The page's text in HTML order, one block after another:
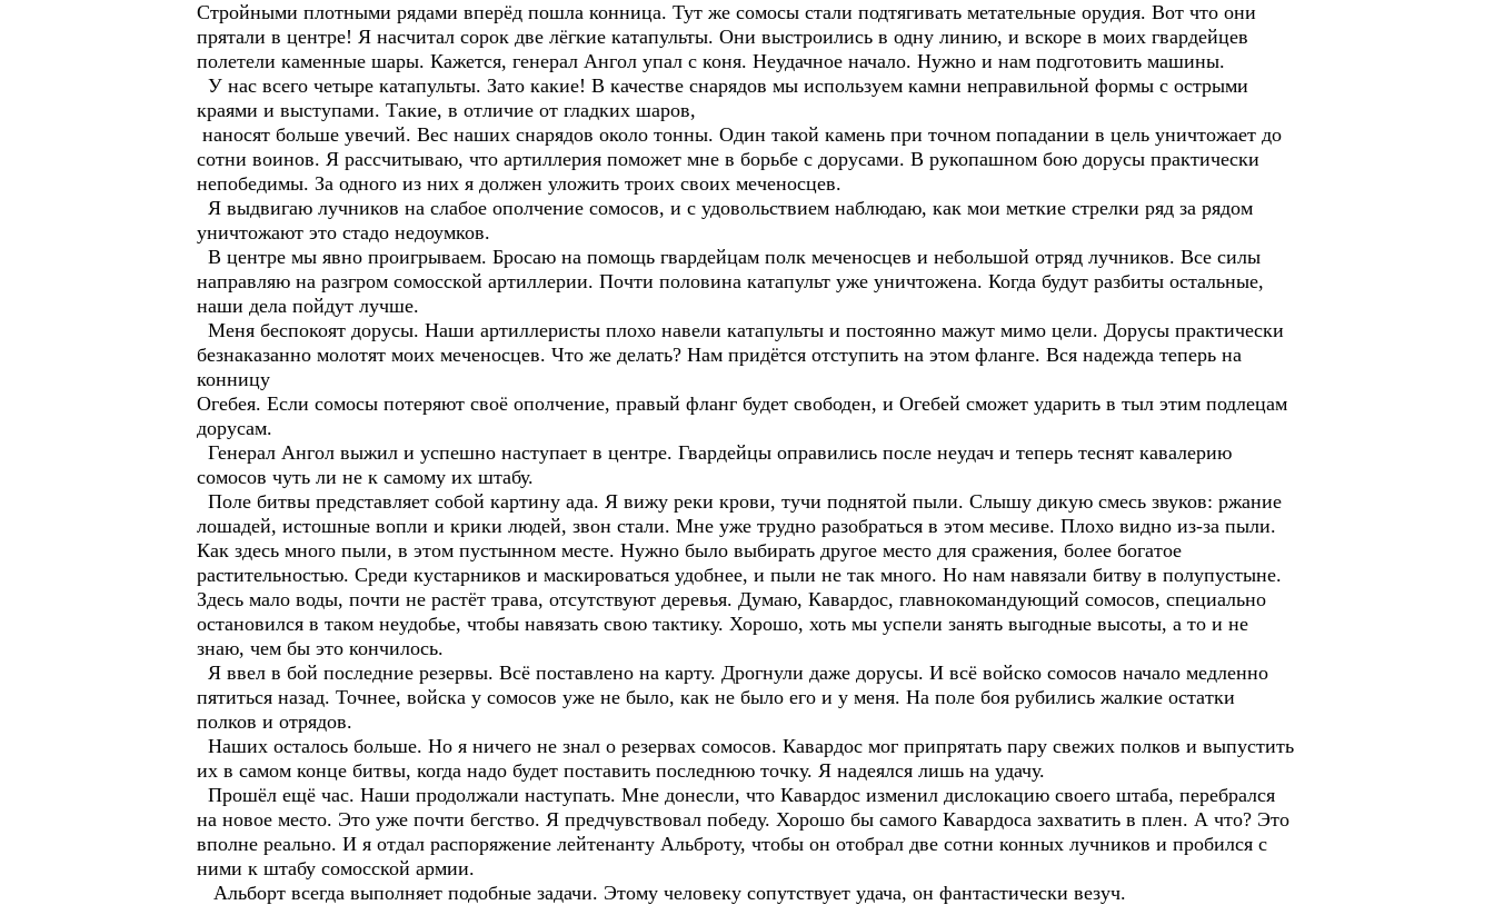
Стройными плотными рядами вперёд пошла конница. Тут же сомосы стали подтягивать метательные орудия. Вот что они
прятали в центре! Я насчитал сорок две лёгкие катапульты. Они выстроились в одну линию, и вскоре в моих гвардейцев
полетели каменные шары. Кажется, генерал Ангол упал с коня. Неудачное начало. Нужно и нам подготовить машины.
У нас всего четыре катапульты. Зато какие! В качестве снарядов мы используем камни неправильной формы с острыми
краями и выступами. Такие, в отличие от гладких шаров,
наносят больше увечий. Вес наших снарядов около тонны. Один такой камень при точном попадании в цель уничтожает до
сотни воинов. Я рассчитываю, что артиллерия поможет мне в борьбе с дорусами. В рукопашном бою дорусы практически
непобедимы. За одного из них я должен уложить троих своих меченосцев.
Я выдвигаю лучников на слабое ополчение сомосов, и с удовольствием наблюдаю, как мои меткие стрелки ряд за рядом
уничтожают это стадо недоумков.
В центре мы явно проигрываем. Бросаю на помощь гвардейцам полк меченосцев и небольшой отряд лучников. Все силы
направляю на разгром сомосской артиллерии. Почти половина катапульт уже уничтожена. Когда будут разбиты остальные,
наши дела пойдут лучше.
Меня беспокоят дорусы. Наши артиллеристы плохо навели катапульты и постоянно мажут мимо цели. Дорусы практически
безнаказанно молотят моих меченосцев. Что же делать? Нам придётся отступить на этом фланге. Вся надежда теперь на
конницу
Огебея. Если сомосы потеряют своё ополчение, правый фланг будет свободен, и Огебей сможет ударить в тыл этим подлецам
дорусам.
Генерал Ангол выжил и успешно наступает в центре. Гвардейцы оправились после неудач и теперь теснят кавалерию
сомосов чуть ли не к самому их штабу.
Поле битвы представляет собой картину ада. Я вижу реки крови, тучи поднятой пыли. Слышу дикую смесь звуков: ржание
лошадей, истошные вопли и крики людей, звон стали. Мне уже трудно разобраться в этом месиве. Плохо видно из-за пыли.
Как здесь много пыли, в этом пустынном месте. Нужно было выбирать другое место для сражения, более богатое
растительностью. Среди кустарников и маскироваться удобнее, и пыли не так много. Но нам навязали битву в полупустыне.
Здесь мало воды, почти не растёт трава, отсутствуют деревья. Думаю, Кавардос, главнокомандующий сомосов, специально
остановился в таком неудобье, чтобы навязать свою тактику. Хорошо, хоть мы успели занять выгодные высоты, а то и не
знаю, чем бы это кончилось.
Я ввел в бой последние резервы. Всё поставлено на карту. Дрогнули даже дорусы. И всё войско сомосов начало медленно
пятиться назад. Точнее, войска у сомосов уже не было, как не было его и у меня. На поле боя рубились жалкие остатки
полков и отрядов.
Наших осталось больше. Но я ничего не знал о резервах сомосов. Кавардос мог припрятать пару свежих полков и выпустить
их в самом конце битвы, когда надо будет поставить последнюю точку. Я надеялся лишь на удачу.
Прошёл ещё час. Наши продолжали наступать. Мне донесли, что Кавардос изменил дислокацию своего штаба, перебрался
на новое место. Это уже почти бегство. Я предчувствовал победу. Хорошо бы самого Кавардоса захватить в плен. А что? Это
вполне реально. И я отдал распоряжение лейтенанту Альброту, чтобы он отобрал две сотни конных лучников и пробился с
ними к штабу сомосской армии.
Альборт всегда выполняет подобные задачи. Этому человеку сопутствует удача, он фантастически везуч.